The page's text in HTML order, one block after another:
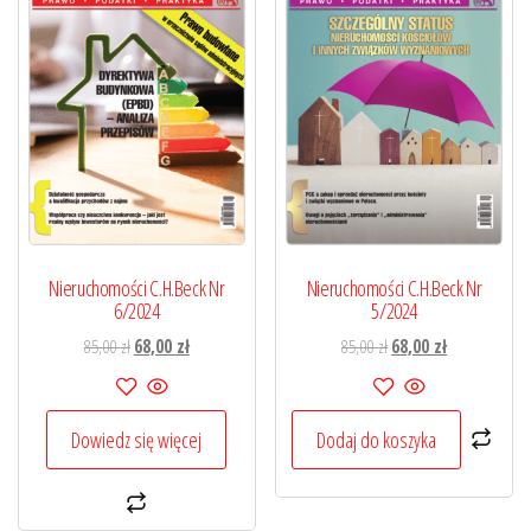
Nieruchomości C.H.Beck Nr
6/2024
85,00złPierwotna
cena
wynosiła:
85,00 zł.
68,00 złAktualna
68,00 zł.
Dowiedz się więcej
Nieruchomości C.H.Beck Nr
5/2024
85,00złPierwotna
cena
wynosiła:
85,00 zł.
68,00 złAktualna
68,00 zł.
Dodaj do koszyka